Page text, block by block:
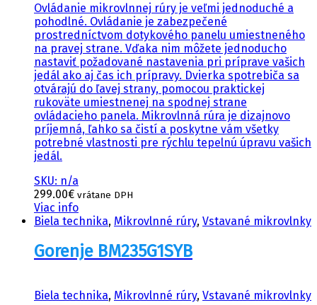
Ovládanie mikrovlnnej rúry je veľmi jednoduché a
pohodlné. Ovládanie je zabezpečené
prostredníctvom dotykového panelu umiestneného
na pravej strane. Vďaka nim môžete jednoducho
nastaviť požadované nastavenia pri príprave vašich
jedál ako aj čas ich prípravy. Dvierka spotrebiča sa
otvárajú do ľavej strany, pomocou praktickej
rukoväte umiestnenej na spodnej strane
ovládacieho panela. Mikrovlnná rúra je dizajnovo
príjemná, ľahko sa čistí a poskytne vám všetky
potrebné vlastnosti pre rýchlu tepelnú úpravu vašich
jedál.
SKU: n/a
299.00€ vrátane DPH
Viac info
Biela technika, Mikrovlnné rúry, Vstavané mikrovlnky
Gorenje BM235G1SYB
Biela technika, Mikrovlnné rúry, Vstavané mikrovlnky